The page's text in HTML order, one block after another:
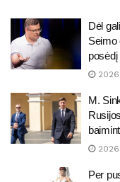
Dėl
Seimo
posėdį
M.
Per